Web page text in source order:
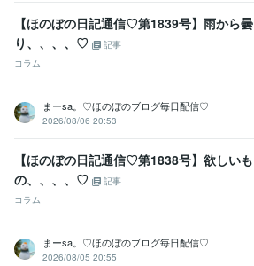
【ほのぼの日記通信♡第1839号】雨から曇
り、、、、♡
記事
コラム
まーsa。♡ほのぼのブログ毎日配信♡
2026/08/06 20:53
【ほのぼの日記通信♡第1838号】欲しいも
の、、、、♡
記事
コラム
まーsa。♡ほのぼのブログ毎日配信♡
2026/08/05 20:55